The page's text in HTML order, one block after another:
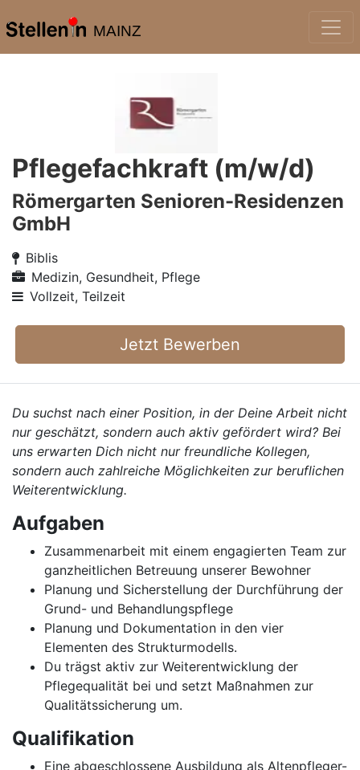
MAINZ
Pflegefachkraft (m/w/d)
Römergarten Senioren-Residenzen
GmbH
Biblis
Medizin, Gesundheit, Pflege
Vollzeit, Teilzeit
Jetzt Bewerben
Du suchst nach einer Position, in der Deine Arbeit nicht
nur geschätzt, sondern auch aktiv gefördert wird? Bei
uns erwarten Dich nicht nur freundliche Kollegen,
sondern auch zahlreiche Möglichkeiten zur beruflichen
Weiterentwicklung.
Aufgaben
Zusammenarbeit mit einem engagierten Team zur
ganzheitlichen Betreuung unserer Bewohner
Planung und Sicherstellung der Durchführung der
Grund- und Behandlungspflege
Planung und Dokumentation in den vier
Elementen des Strukturmodells.
Du trägst aktiv zur Weiterentwicklung der
Pflegequalität bei und setzt Maßnahmen zur
Qualitätssicherung um.
Qualifikation
Eine abgeschlossene Ausbildung als Altenpfleger-